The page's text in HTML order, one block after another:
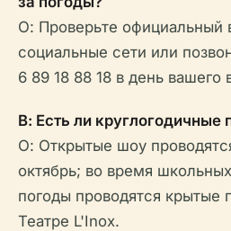
О: Проверьте официальный
социальные сети или
6 89 18 88 18 в день вашего
В: Есть ли круглогодичные
О: Открытые шоу
октябрь; во время
погоды проводятся крытые
Театре L'Inox.